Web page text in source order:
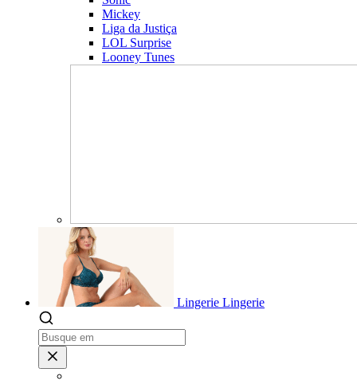
Mickey
Liga da Justiça
LOL Surprise
Looney Tunes
Lingerie Lingerie